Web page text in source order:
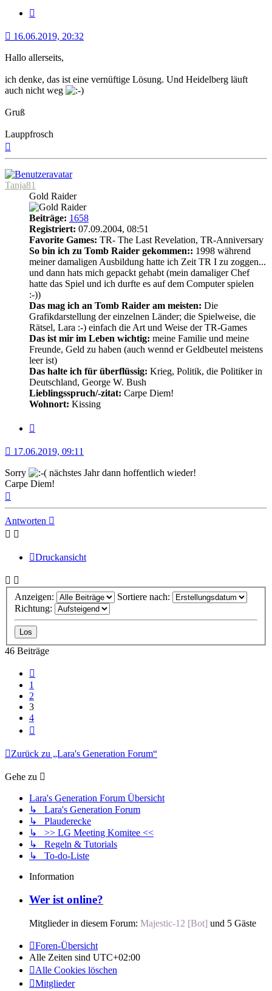
16.06.2019, 20:32
Hallo allerseits,
ich denke, das ist eine vernüftige Lösung. Und Heidelberg läuft
auch nicht weg
Gruß
Lauppfrosch
Tanja81
Gold Raider
Beiträge: 1658
Registriert: 07.09.2004, 08:51
Favorite Games: TR- The Last Revelation, TR-Anniversary
So bin ich zu Tomb Raider gekommen:: 1998 während
meiner damaligen Ausbildung hatte ich Zeit TR I zu zoggen...
und dann hats mich gepackt gehabt (mein damaliger Chef
hatte das Spiel und ich durfte es auf dem Computer spielen
:-))
Das mag ich an Tomb Raider am meisten: Die
Grafikdarstellung der einzelnen Länder; die Spielweise, die
Rätsel, Lara :-) einfach die Art und Weise der TR-Games
Das ist mir im Leben wichtig: meine Familie und meine
Freunde, Geld zu haben (auch wennd er Geldbeutel meistens
leer ist)
Das halte ich für überflüssig: Krieg, Politik, die Politiker in
Deutschland, George W. Bush
Lieblingsspruch/-zitat: Carpe Diem!
Wohnort: Kissing
17.06.2019, 09:11
Sorry
nächstes Jahr dann hoffentlich wieder!
Carpe Diem!
Antworten
Druckansicht
Anzeigen:
Sortiere nach:
Richtung:
46 Beiträge
1
2
3
4
Zurück zu „Lara's Generation Forum“
Gehe zu
Lara's Generation Forum Übersicht
↳ Lara's Generation Forum
↳ Plauderecke
↳ >> LG Meeting Komitee <<
↳ Regeln & Tutorials
↳ To-do-Liste
Information
Wer ist online?
Mitglieder in diesem Forum: Majestic-12 [Bot] und 5 Gäste
Foren-Übersicht
Alle Zeiten sind UTC+02:00
Alle Cookies löschen
Mitglieder